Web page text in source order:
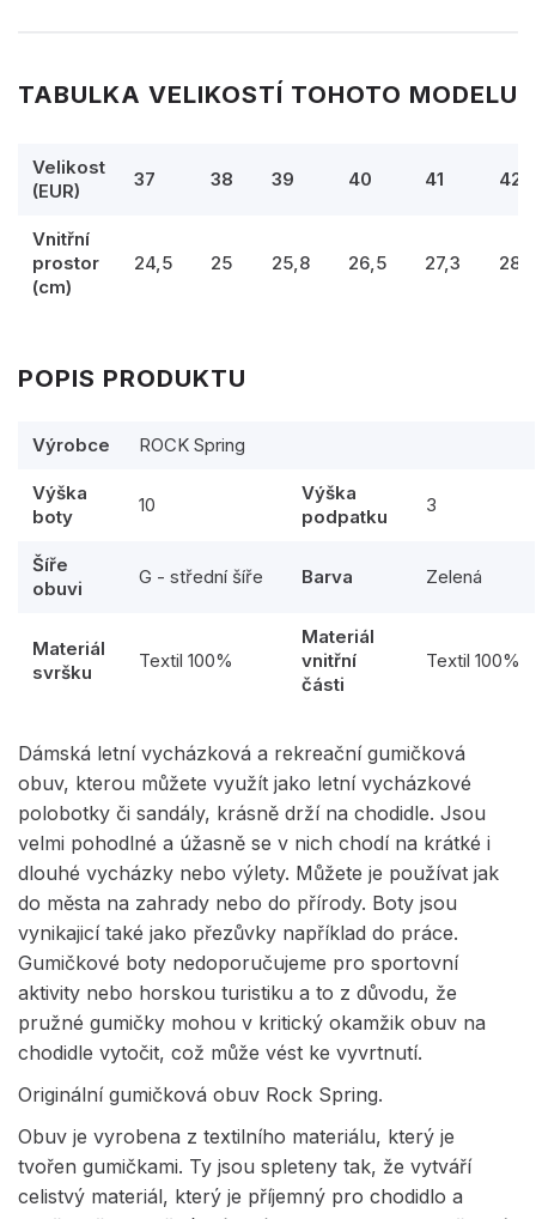
TABULKA VELIKOSTÍ TOHOTO MODELU
Velikost
(EUR)
37 38 39 40 41 42
Vnitřní
prostor
(cm)
24,5 25 25,8 26,5 27,3 28
POPIS PRODUKTU
Výrobce ROCK Spring
Výška
boty
10
Výška
podpatku
3
Šíře
obuvi
G - střední šíře Barva Zelená
Materiál
svršku
Textil 100%
Materiál
vnitřní
části
Textil 100%
Dámská letní vycházková a rekreační gumičková
obuv, kterou můžete využít jako letní vycházkové
polobotky či sandály, krásně drží na chodidle. Jsou
velmi pohodlné a úžasně se v nich chodí na krátké i
dlouhé vycházky nebo výlety. Můžete je používat jak
do města na zahrady nebo do přírody. Boty jsou
vynikajicí také jako přezůvky například do práce.
Gumičkové boty nedoporučujeme pro sportovní
aktivity nebo horskou turistiku a to z důvodu, že
pružné gumičky mohou v kritický okamžik obuv na
chodidle vytočit, což může vést ke vyvrtnutí.
Originální gumičková obuv Rock Spring.
Obuv je vyrobena z textilního materiálu, který je
tvořen gumičkami. Ty jsou spleteny tak, že vytváří
celistvý materiál, který je příjemný pro chodidlo a